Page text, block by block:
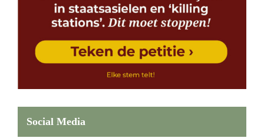
Social Media